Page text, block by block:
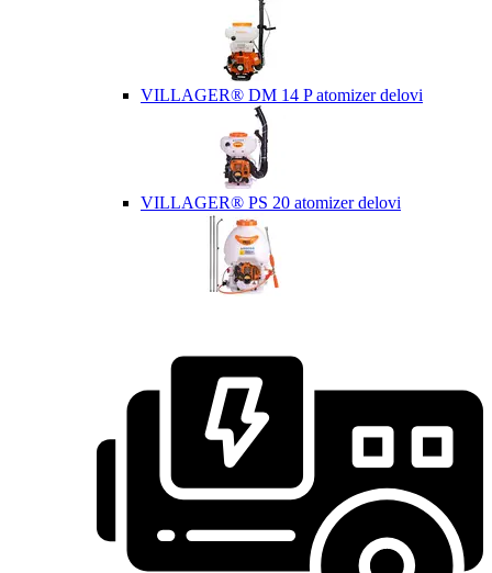
VILLAGER® DM 14 P atomizer delovi
VILLAGER® PS 20 atomizer delovi